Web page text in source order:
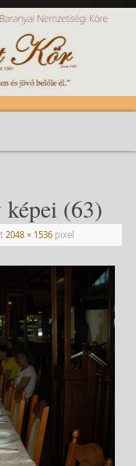
képei (63)
2048 × 1536pixel